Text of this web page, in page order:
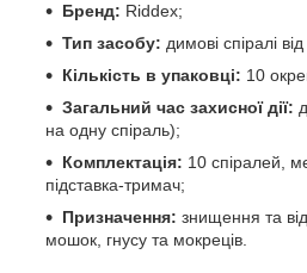
Бренд: Riddex;
Тип засобу: димові спіралі
Кількість в упаковці: 10
Загальний час захисної дії:
на одну спіраль);
Комплектація: 10 спіралей,
підставка-тримач;
Призначення: знищення та
мошок, гнусу та мокреців.